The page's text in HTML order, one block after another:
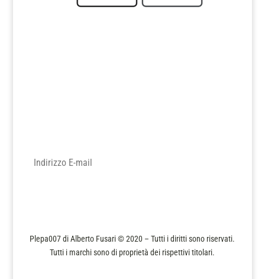
Plepa007 di Alberto Fusari © 2020 – Tutti i diritti sono riservati.
Tutti i marchi sono di proprietà dei rispettivi titolari.